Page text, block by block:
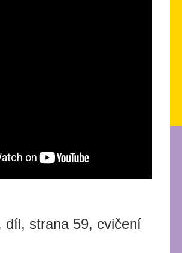
díl, strana 59, cvičení